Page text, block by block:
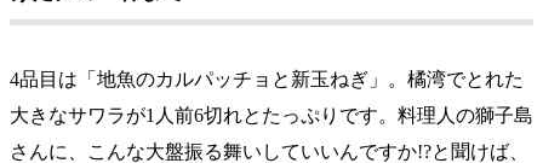
4品目は「地魚のカルパッチョと新玉ねぎ」。橘湾でとれた
大きなサワラが1人前6切れとたっぷりです。料理人の獅子島
さんに、こんな大盤振る舞いしていいんですか!?と聞けば、